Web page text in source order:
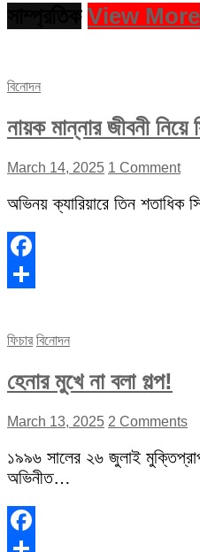
View More
বিনোদন
নায়ক মান্নার জীবনী নিয়ে
March 14, 2025 1 Comment
অভিনয় ক্যারিয়ারে তিন
Facebook
ফিচার বিনোদন
হেনার মুখে না বলা গল্প!
March 13, 2025 2 Comments
১৯৯৬ সালের ২৬ জুলাই
অভিনীত…
Facebook